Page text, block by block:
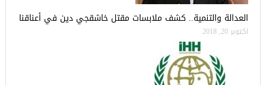
العدالة والتنمية.. كشف ملابسات مقتل خاشقجي دين في أعناقنا
أكتوبر 20, 2018